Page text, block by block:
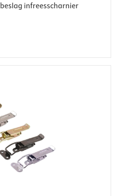
infreesscharnier